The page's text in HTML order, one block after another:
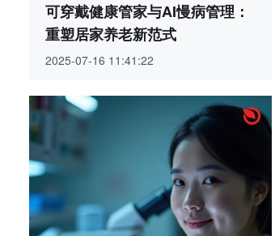
可穿戴健康管家与AI慢病管理：
重塑居家养老新范式
2025-07-16 11:41:22